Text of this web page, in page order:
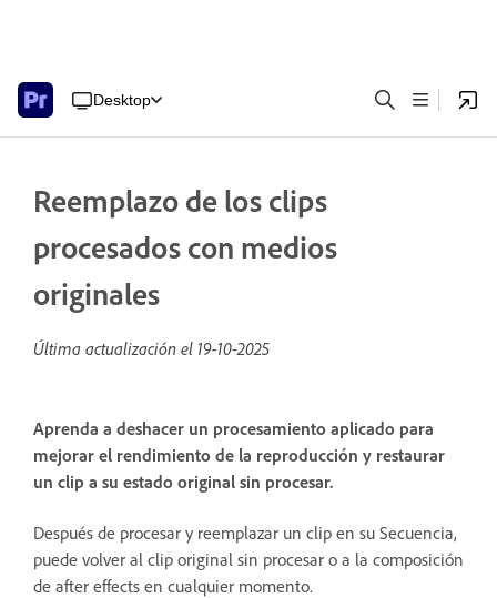
Desktop
Reemplazo de los clips
procesados con medios
originales
Última actualización el 19-10-2025
Aprenda a deshacer un procesamiento aplicado para
mejorar el rendimiento de la reproducción y restaurar
un clip a su estado original sin procesar.
Después de procesar y reemplazar un clip en su Secuencia,
puede volver al clip original sin procesar o a la composición
de after effects en cualquier momento.